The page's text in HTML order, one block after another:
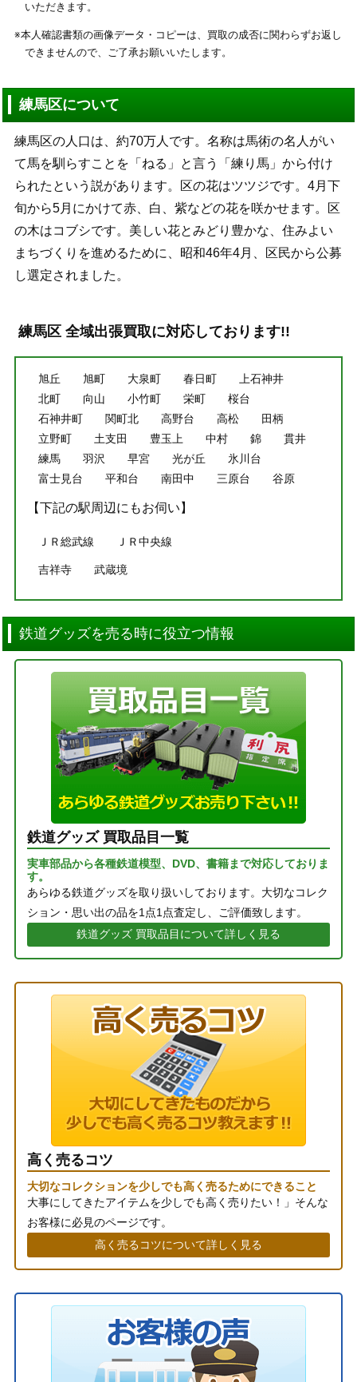
いただきます。
※本人確認書類の画像データ・コピーは、買取の成否に関わらずお返し
できませんので、ご了承お願いいたします。
練馬区について
練馬区の人口は、約70万人です。名称は馬術の名人がい
て馬を馴らすことを「ねる」と言う「練り馬」から付け
られたという説があります。区の花はツツジです。4月下
旬から5月にかけて赤、白、紫などの花を咲かせます。区
の木はコブシです。美しい花とみどり豊かな、住みよい
まちづくりを進めるために、昭和46年4月、区民から公募
し選定されました。
練馬区 全域出張買取に対応しております!!
旭丘 旭町 大泉町 春日町
上石神井
北町
向山 小竹町 栄町
桜台
石神井町
関町北 高野台 高松
田柄
立野町
土支田 豊玉上 中村 錦
貫井
練馬
羽沢 早宮 光が丘
氷川台
富士見台
平和台 南田中 三原台 谷原
【下記の駅周辺にもお伺い】
ＪＲ総武線 ＪＲ中央線
吉祥寺 武蔵境
鉄道グッズを売る時に役立つ情報
鉄道グッズ 買取品目一覧
実車部品から各種鉄道模型、DVD、書籍まで対応しておりま
す。
あらゆる鉄道グッズを取り扱いしております。大切なコレク
ション・思い出の品を1点1点査定し、ご評価致します。
鉄道グッズ 買取品目について詳しく見る
高く売るコツ
大切なコレクションを少しでも高く売るためにできること
大事にしてきたアイテムを少しでも高く売りたい！」そんな
お客様に必見のページです。
高く売るコツについて詳しく見る